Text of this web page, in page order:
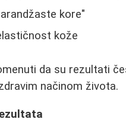
kore"
kože
da su rezultati
načinom života.